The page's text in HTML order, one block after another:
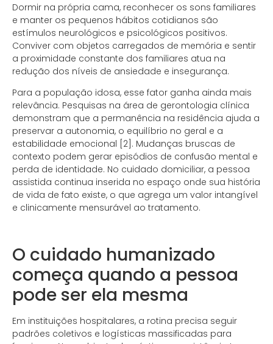
Dormir na própria cama, reconhecer os sons familiares
e manter os pequenos hábitos cotidianos são
estímulos neurológicos e psicológicos positivos.
Conviver com objetos carregados de memória e sentir
a proximidade constante dos familiares atua na
redução dos níveis de ansiedade e insegurança.
Para a população idosa, esse fator ganha ainda mais
relevância. Pesquisas na área de gerontologia clínica
demonstram que a permanência na residência ajuda a
preservar a autonomia, o equilíbrio no geral e a
estabilidade emocional [2]. Mudanças bruscas de
contexto podem gerar episódios de confusão mental e
perda de identidade. No cuidado domiciliar, a pessoa
assistida continua inserida no espaço onde sua história
de vida de fato existe, o que agrega um valor intangível
e clinicamente mensurável ao tratamento.
O cuidado humanizado
começa quando a pessoa
pode ser ela mesma
Em instituições hospitalares, a rotina precisa seguir
padrões coletivos e logísticas massificadas para